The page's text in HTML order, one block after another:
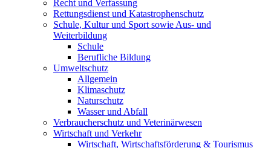
Recht und Verfassung
Rettungsdienst und Katastrophenschutz
Schule, Kultur und Sport sowie Aus- und
Weiterbildung
Schule
Berufliche Bildung
Umweltschutz
Allgemein
Klimaschutz
Naturschutz
Wasser und Abfall
Verbraucherschutz und Veterinärwesen
Wirtschaft und Verkehr
Wirtschaft, Wirtschaftsförderung & Tourismus